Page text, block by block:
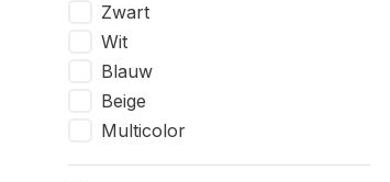
Zwart
Wit
Blauw
Beige
Multicolor